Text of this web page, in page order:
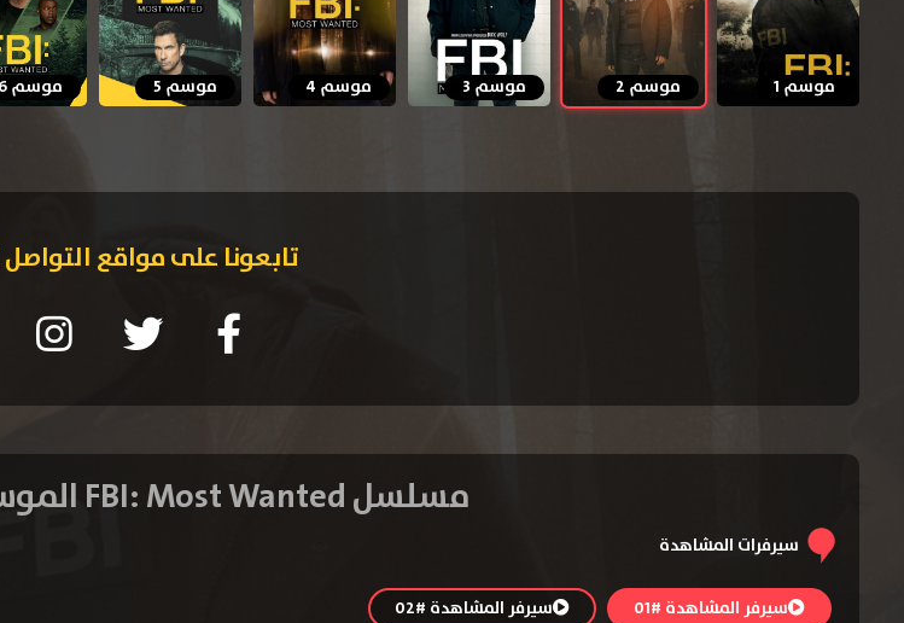
موسم 1 موسم 2 موسم 3 موسم 4 موسم 5 موسم 6
تابعونا على مواقع
مسلسل FBI: Most Wanted الموسم الثاني – الحلقة 8
سيرفرات المشاهدة
سيرفر المشاهدة #01 سيرفر المشاهدة #02